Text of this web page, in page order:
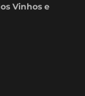
Vinhos e